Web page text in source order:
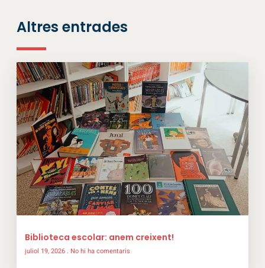
Altres entrades
Biblioteca escolar: anem creixent!
juliol 19, 2026 No hi ha comentaris